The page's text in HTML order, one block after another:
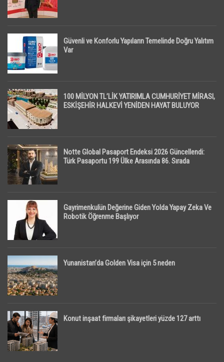
Güvenli ve Konforlu Yapıların Temelinde Doğru Yalıtım
Var
100 MİLYON TL’LİK YATIRIMLA CUMHURİYET MİRASI,
ESKİŞEHİR HALKEVİ YENİDEN HAYAT BULUYOR
Notte Global Pasaport Endeksi 2026 Güncellendi:
Türk Pasaportu 199 Ülke Arasında 86. Sırada
Gayrimenkulün Değerine Giden Yolda Yapay Zeka Ve
Robotik Öğrenme Başlıyor
Yunanistan’da Golden Visa için 5 neden
Konut inşaat firmaları şikayetleri yüzde 127 arttı